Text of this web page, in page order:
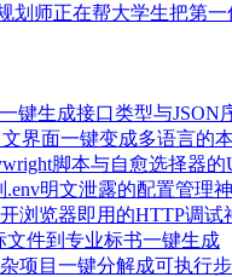
划师正在帮大学生把第
键生成接口类型与
界面一键变成多语言的
脚本与自愈选择器
明文泄露的配置管理
浏览器即用的HTTP调试
件到专业标书一键生成
项目一键分解成可执行